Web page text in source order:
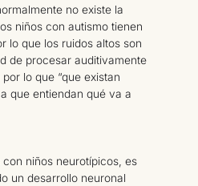
no existe la
niños con autismo tienen
lo que los ruidos altos son
de procesar auditivamente
lo que “que existan
que entiendan qué va a
niños neurotípicos, es
un desarrollo neuronal